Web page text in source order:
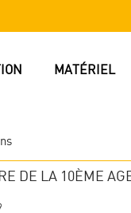
MATÉRIEL
DE LA 10ÈME